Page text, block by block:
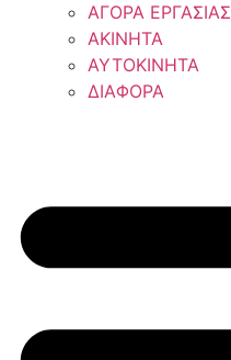
ΑΓΟΡΑ ΕΡΓΑΣΙΑΣ
ΑΚΙΝΗΤΑ
ΑΥΤΟΚΙΝΗΤΑ
ΔΙΑΦΟΡΑ